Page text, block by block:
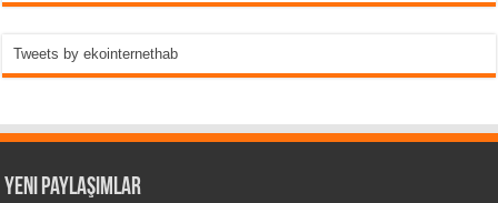
Tweets by ekointernethab
Yeni Paylaşımlar